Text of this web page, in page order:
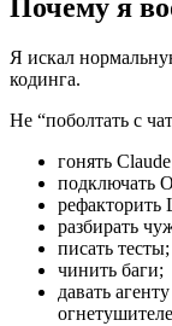
Почему я
Я искал
кодинга.
Не “поболтать с
гонять
подключать
рефакторить
разбирать
писать тесты;
чинить баги;
давать